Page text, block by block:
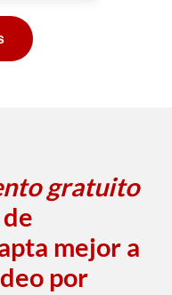
gratuito
mejor a
por